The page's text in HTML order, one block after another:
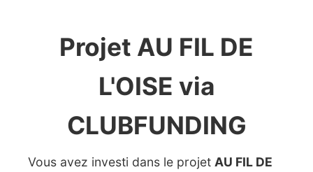
Projet AU FIL DE
L'OISE via
CLUBFUNDING
Vous avez investi dans le projet AU FIL DE